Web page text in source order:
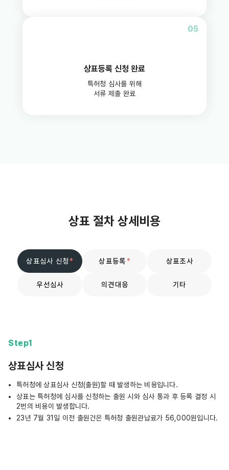
05
상표등록 신청 완료
특허청 심사를 위해
서류 제출 완료
상표 절차 상세비용
상표심사 신청 * 상표등록* 상표조사
우선심사 의견대응 기타
Step1
상표심사 신청
특허청에 상표심사 신청(출원)할 때 발생하는 비용입니다.
상표는 특허청에 심사를 신청하는 출원 시와 심사 통과 후 등록 결정 시
2번의 비용이 발생합니다.
23년 7월 31일 이전 출원건은 특허청 출원관납료가 56,000원입니다.